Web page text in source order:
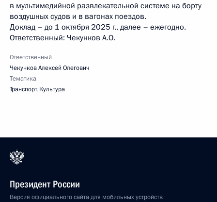
в мультимедийной развлекательной системе на борту
воздушных судов и в вагонах поездов.
Доклад – до 1 октября 2025 г., далее – ежегодно.
Ответственный: Чекунков А.О.
Ответственный
Чекунков Алексей Олегович
Тематика
Транспорт, Культура
Президент России
Версия официального сайта для мобильных устройств